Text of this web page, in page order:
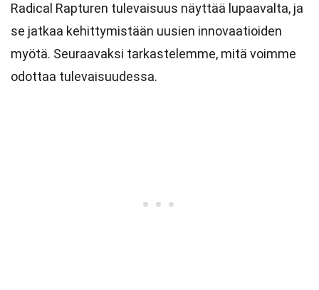
Radical Rapturen tulevaisuus näyttää lupaavalta, ja
se jatkaa kehittymistään uusien innovaatioiden
myötä. Seuraavaksi tarkastelemme, mitä voimme
odottaa tulevaisuudessa.